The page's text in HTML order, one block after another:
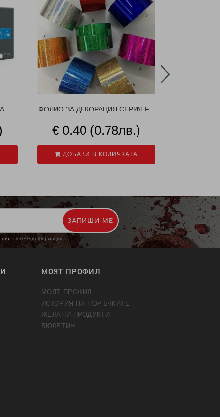
ФОЛИО ЗА ДЕКОРАЦИЯ СЕРИЯ F...
€ 0.40 (0.78лв.)
ДОБАВИ В КОЛИЧКАТА
ЗАПИШИ МЕ
Повече информация
МОЯТ ПРОФИЛ
МОЯТ ПРОФИЛ
ИСТОРИЯ НА ПОРЪЧКИТЕ
ЖЕЛАНИ ПРОДУКТИ
БЮЛЕТИН